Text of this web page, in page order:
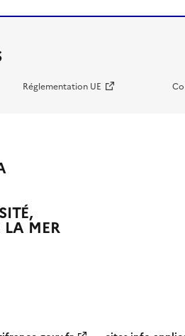
Réglementation UE
LA MER